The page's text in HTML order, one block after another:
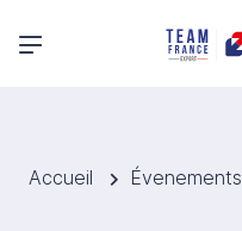
Menu principal
Accueil Évenements